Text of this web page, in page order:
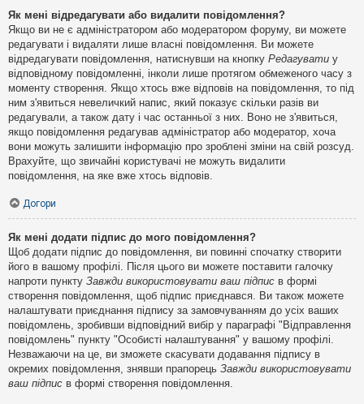
Як мені відредагувати або видалити повідомлення?
Якщо ви не є адміністратором або модератором форуму, ви можете
редагувати і видаляти лише власні повідомлення. Ви можете
відредагувати повідомлення, натиснувши на кнопку Редагувати у
відповідному повідомленні, інколи лише протягом обмеженого часу з
моменту створення. Якщо хтось вже відповів на повідомлення, то під
ним з'явиться невеличкий напис, який показує скільки разів ви
редагували, а також дату і час останньої з них. Воно не з'явиться,
якщо повідомлення редагував адміністратор або модератор, хоча
вони можуть залишити інформацію про зроблені зміни на свій розсуд.
Врахуйте, що звичайні користувачі не можуть видалити
повідомлення, на яке вже хтось відповів.
Догори
Як мені додати підпис до мого повідомлення?
Щоб додати підпис до повідомлення, ви повинні спочатку створити
його в вашому профілі. Після цього ви можете поставити галочку
напроти пункту Завжди використовувати ваш підпис в формі
створення повідомлення, щоб підпис приєднався. Ви також можете
налаштувати приєднання підпису за замовчуванням до усіх ваших
повідомлень, зробивши відповідний вибір у параграфі "Відправлення
повідомлень" пункту "Особисті налаштування" у вашому профілі.
Незважаючи на це, ви зможете скасувати додавання підпису в
окремих повідомлення, знявши прапорець Завжди використовувати
ваш підпис в формі створення повідомлення.